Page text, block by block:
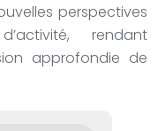
perspectives
rendant
approfondie de